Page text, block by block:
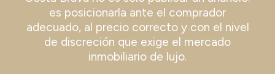
es posicionarla ante el comprador
adecuado, al precio correcto y con el nivel
de discreción que exige el mercado
inmobiliario de lujo.